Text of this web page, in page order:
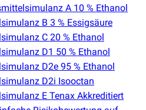
A 10 % Ethanol
B 3 % Essigsäure
C 20 % Ethanol
D1 50 % Ethanol
D2e 95 % Ethanol
D2i Isooctan
E Tenax Akkreditiert